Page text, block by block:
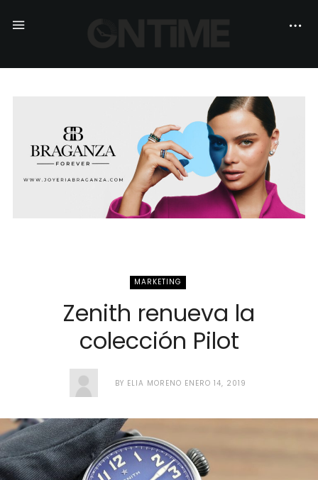
MARKETING
Zenith renueva la
colección Pilot
BY ELIA MORENO ENERO 14, 2019